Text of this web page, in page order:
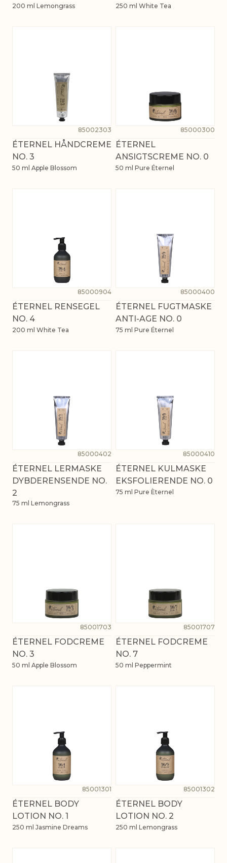
200 ml Lemongrass 250 ml White Tea
85002303
ÉTERNEL HÅNDCREME
NO. 3
50 ml Apple Blossom
85000300
ÉTERNEL
ANSIGTSCREME NO. 0
50 ml Pure Éternel
85000904
ÉTERNEL RENSEGEL
NO. 4
200 ml White Tea
85000400
ÉTERNEL FUGTMASKE
ANTI-AGE NO. 0
75 ml Pure Éternel
85000402
ÉTERNEL LERMASKE
DYBDERENSENDE NO.
2
75 ml Lemongrass
85000410
ÉTERNEL KULMASKE
EKSFOLIERENDE NO. 0
75 ml Pure Èternel
85001703
ÉTERNEL FODCREME
NO. 3
50 ml Apple Blossom
85001707
ÉTERNEL FODCREME
NO. 7
50 ml Peppermint
85001301
ÉTERNEL BODY
LOTION NO. 1
250 ml Jasmine Dreams
85001302
ÉTERNEL BODY
LOTION NO. 2
250 ml Lemongrass